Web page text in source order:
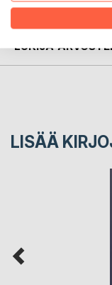
LUKIJA-
LISÄÄ